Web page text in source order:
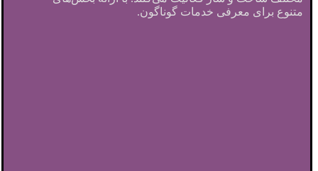
متنوع برای معرفی خدمات گوناگون.